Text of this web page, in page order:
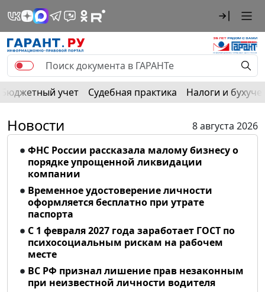
Бюджетный учет Судебная практика Налоги и
Новости
8 августа 2026
ФНС России рассказала малому бизнесу о
порядке упрощенной ликвидации
компании
Временное удостоверение личности
оформляется бесплатно при утрате
паспорта
С 1 февраля 2027 года заработает ГОСТ по
психосоциальным рискам на рабочем
месте
ВС РФ признал лишение прав незаконным
при неизвестной личности водителя